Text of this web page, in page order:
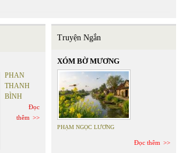
PHAN
THANH
BÌNH
Đọc
thêm
Truyện Ngắn
XÓM BỜ MƯƠNG
PHẠM NGỌC LƯƠNG
Đọc thêm